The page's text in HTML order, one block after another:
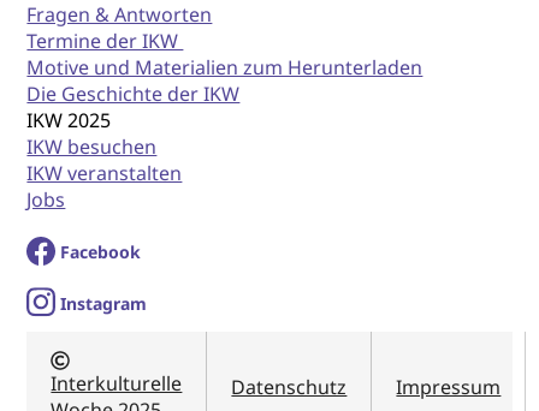
Fragen & Antworten
Termine der IKW
Motive und Materialien zum Herunterladen
Die Geschichte der IKW
IKW 2025
IKW besuchen
IKW veranstalten
Jobs
Facebook
Instagram
Interkulturelle
Datenschutz Impressum